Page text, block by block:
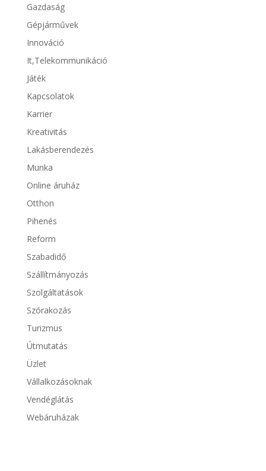
Gazdaság
Gépjárművek
Innováció
It,Telekommunikáció
Játék
Kapcsolatok
Karrier
Kreativitás
Lakásberendezés
Munka
Online áruház
Otthon
Pihenés
Reform
Szabadidő
Szállítmányozás
Szolgáltatások
Szórakozás
Turizmus
Útmutatás
Üzlet
Vállalkozásoknak
Vendéglátás
Webáruházak